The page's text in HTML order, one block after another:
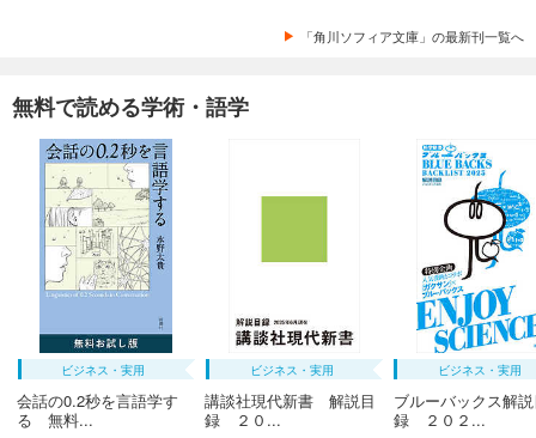
「角川ソフィア文庫」の最新刊一覧へ
無料で読める学術・語学
ビジネス・実用
会話の0.2秒を言語学す
る 無料...
ビジネス・実用
講談社現代新書 解説目
録 ２０...
ビジネス・実用
ブルーバックス解
録 ２０２...